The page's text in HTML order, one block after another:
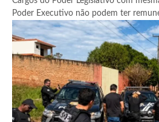
Poder Executivo não podem ter